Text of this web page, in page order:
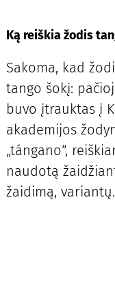
Ką reiškia žodis
Sakoma, kad
tango šokį:
buvo įtrauktas į
akademijos
„tángano“,
naudotą
žaidimą, variantų.